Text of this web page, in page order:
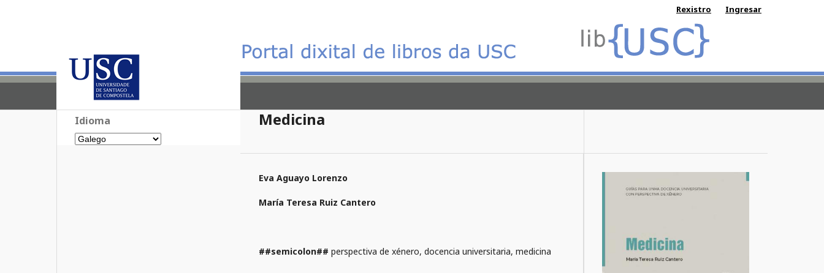
Rexistro Ingresar
Medicina
Eva Aguayo Lorenzo
María Teresa Ruiz Cantero
##semicolon## perspectiva de xénero, docencia universitaria, medicina
Idioma